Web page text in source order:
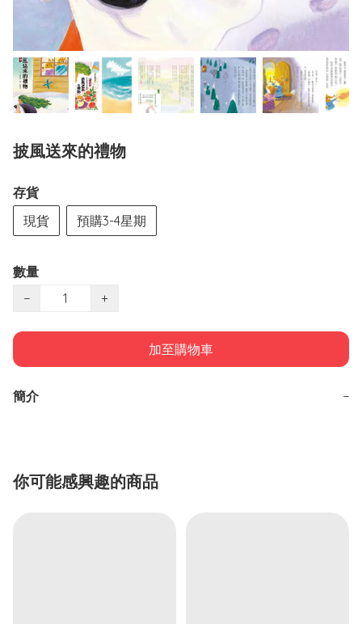
披風送來的禮物
存貨
現貨
預購3-4星期
數量
−
+
加至購物車
簡介 −
你可能感興趣的商品